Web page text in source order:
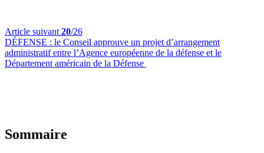
Article suivant 20/26
DÉFENSE : le Conseil approuve un projet d’arrangement
administratif entre l’Agence européenne de la défense et le
Département américain de la Défense
Sommaire